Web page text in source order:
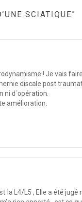
SCIATIQUE”
! Je vais
discale post
ni d´opération.
amélioration.
la L4/L5 , Elle a été jugé